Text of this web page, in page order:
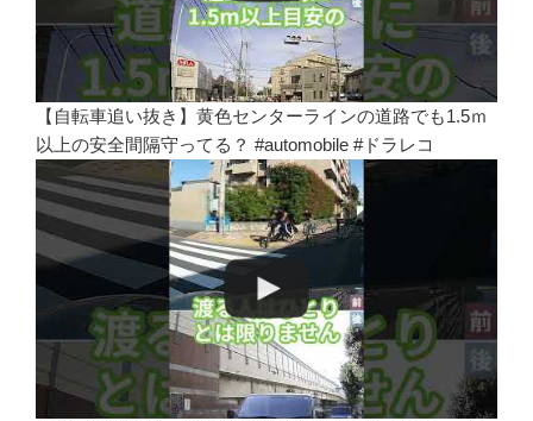
【自転車追い抜き】黄色センターラインの道路でも1.5ｍ
以上の安全間隔守ってる？ #automobile #ドラレコ